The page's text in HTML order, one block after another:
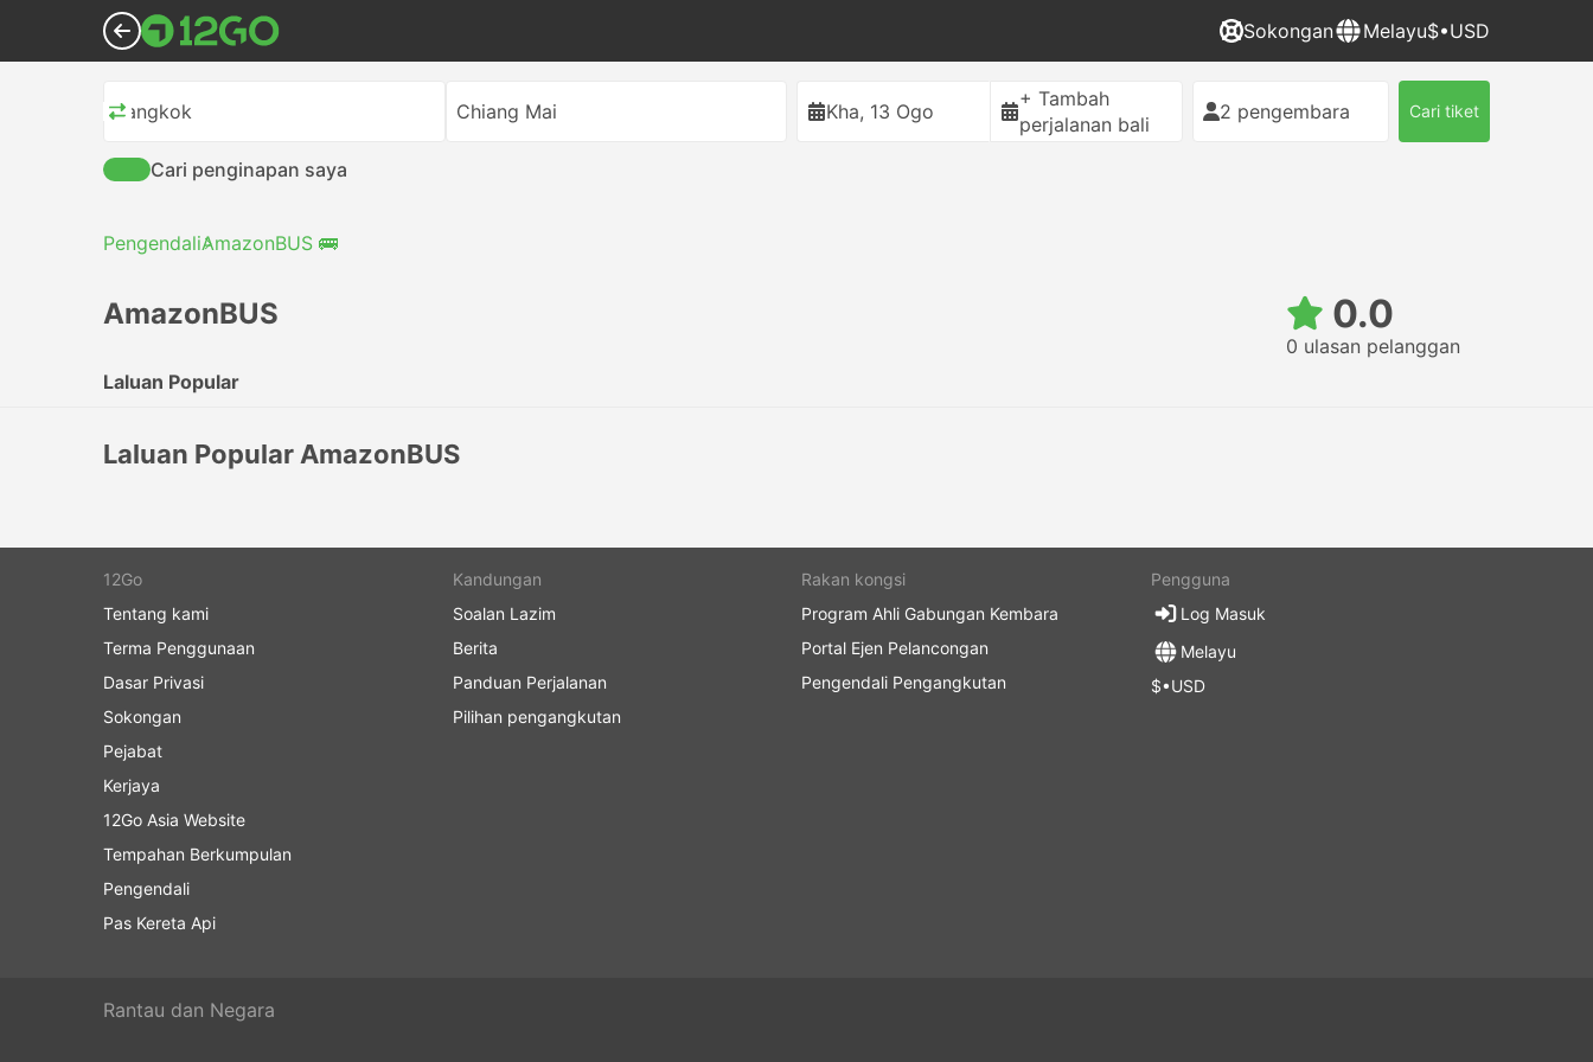
Sokongan Melayu$•USD
Bangkok Chiang Mai Kha, 13 Ogo
+ Tambah
perjalanan bali
2 pengembara Cari tiket
Cari penginapan saya
PengendaliAmazonBUS 🚌
AmazonBUS 0.0
0 ulasan pelanggan
Laluan Popular
Laluan Popular AmazonBUS
12Go
Tentang kami
Terma Penggunaan
Dasar Privasi
Sokongan
Pejabat
Kerjaya
12Go Asia Website
Tempahan Berkumpulan
Pengendali
Pas Kereta Api
Kandungan
Soalan Lazim
Berita
Panduan Perjalanan
Pilihan pengangkutan
Rakan kongsi
Program Ahli Gabungan Kembara
Portal Ejen Pelancongan
Pengendali Pengangkutan
Pengguna
Log Masuk
Melayu
$•USD
Rantau dan Negara